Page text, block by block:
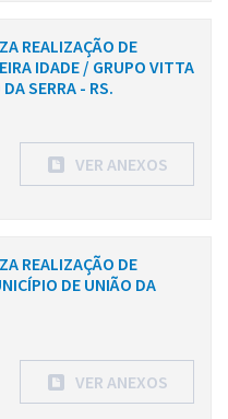
REALIZAÇÃO DE
IDADE / GRUPO VITTA
SERRA - RS.
VER ANEXOS
REALIZAÇÃO DE
DE UNIÃO DA
VER ANEXOS